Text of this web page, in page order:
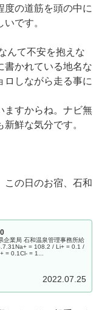
度の道筋を頭の中に
です。
んて不安を抱えな
書かれている地名な
ロしながら走る事に
ますからね。ナビ無
鮮な気分です。
この日のお宿、石和
企業局 石和温泉管理事務所給
= 108.2 / Li+ = 0.1 /
= 0.1Cl- = 1...
2022.07.25